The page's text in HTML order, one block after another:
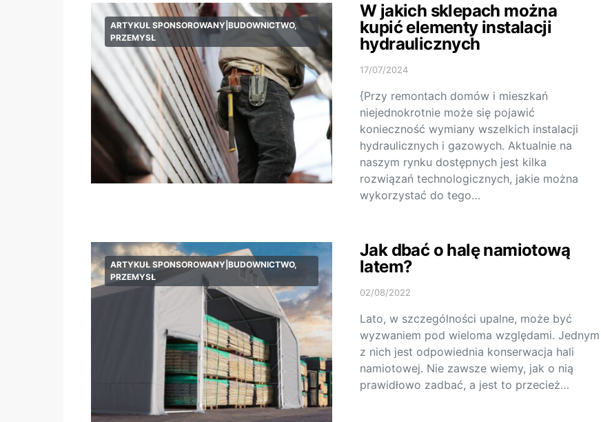
ARTYKUŁ SPONSOROWANY|BUDOWNICTWO,
PRZEMYSŁ
W jakich sklepach można
kupić elementy instalacji
hydraulicznych
17/07/2024
{Przy remontach domów i mieszkań
niejednokrotnie może się pojawić
konieczność wymiany wszelkich instalacji
hydraulicznych i gazowych. Aktualnie na
naszym rynku dostępnych jest kilka
rozwiązań technologicznych, jakie można
wykorzystać do tego…
ARTYKUŁ SPONSOROWANY|BUDOWNICTWO,
PRZEMYSŁ
Jak dbać o halę namiotową
latem?
02/08/2022
Lato, w szczególności upalne, może być
wyzwaniem pod wieloma względami. Jednym
z nich jest odpowiednia konserwacja hali
namiotowej. Nie zawsze wiemy, jak o nią
prawidłowo zadbać, a jest to przecież…